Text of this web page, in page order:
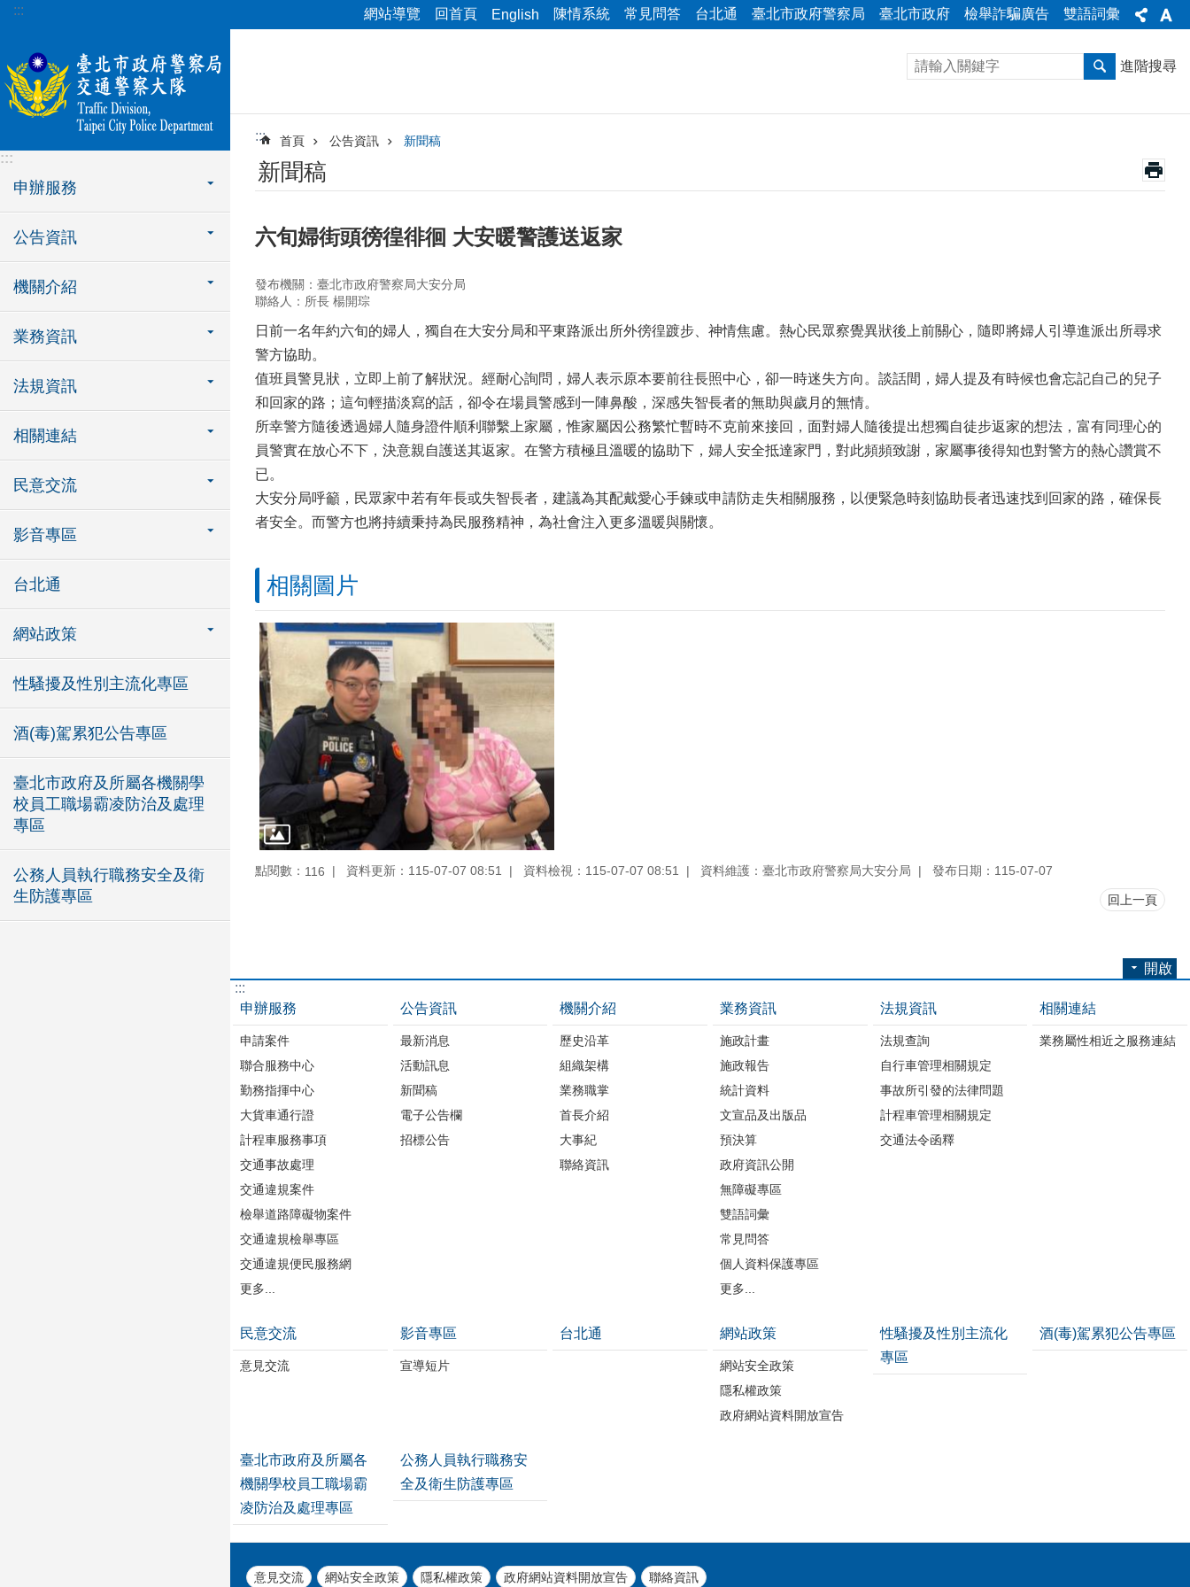
跳到主要內容區塊
::: 網站導覽 回首頁 English 陳情系統 常見問答 台北通 臺北市政府警察局 臺北市政府 檢舉詐騙廣告 雙語詞彙
:::
申辦服務
公告資訊
機關介紹
業務資訊
法規資訊
相關連結
民意交流
影音專區
台北通
網站政策
性騷擾及性別主流化專區
酒(毒)駕累犯公告專區
臺北市政府及所屬各機關學
校員工職場霸凌防治及處理
專區
公務人員執行職務安全及衛
生防護專區
進階搜尋
::: 首頁 公告資訊 新聞稿
新聞稿
六旬婦街頭徬徨徘徊 大安暖警護送返家
發布機關：臺北市政府警察局大安分局
聯絡人：所長 楊開琮
日前一名年約六旬的婦人，獨自在大安分局和平東路派出所外徬徨踱步、神情焦慮。熱心民眾察覺異狀後上前關心，隨即將婦人引導進派出所尋求
警方協助。
值班員警見狀，立即上前了解狀況。經耐心詢問，婦人表示原本要前往長照中心，卻一時迷失方向。談話間，婦人提及有時候也會忘記自己的兒子
和回家的路；這句輕描淡寫的話，卻令在場員警感到一陣鼻酸，深感失智長者的無助與歲月的無情。
所幸警方隨後透過婦人隨身證件順利聯繫上家屬，惟家屬因公務繁忙暫時不克前來接回，面對婦人隨後提出想獨自徒步返家的想法，富有同理心的
員警實在放心不下，決意親自護送其返家。在警方積極且溫暖的協助下，婦人安全抵達家門，對此頻頻致謝，家屬事後得知也對警方的熱心讚賞不
已。
大安分局呼籲，民眾家中若有年長或失智長者，建議為其配戴愛心手鍊或申請防走失相關服務，以便緊急時刻協助長者迅速找到回家的路，確保長
者安全。而警方也將持續秉持為民服務精神，為社會注入更多溫暖與關懷。
相關圖片
點閱數： 116 資料更新：115-07-07 08:51 資料檢視：115-07-07 08:51 資料維護：臺北市政府警察局大安分局 發布日期：115-07-07
回上一頁
開啟
:::
申辦服務
申請案件
聯合服務中心
勤務指揮中心
大貨車通行證
計程車服務事項
交通事故處理
交通違規案件
檢舉道路障礙物案件
交通違規檢舉專區
交通違規便民服務網
更多...
公告資訊
最新消息
活動訊息
新聞稿
電子公告欄
招標公告
機關介紹
歷史沿革
組織架構
業務職掌
首長介紹
大事紀
聯絡資訊
業務資訊
施政計畫
施政報告
統計資料
文宣品及出版品
預決算
政府資訊公開
無障礙專區
雙語詞彙
常見問答
個人資料保護專區
更多...
法規資訊
法規查詢
自行車管理相關規定
事故所引發的法律問題
計程車管理相關規定
交通法令函釋
相關連結
業務屬性相近之服務連結
民意交流
意見交流
影音專區
宣導短片
台北通 網站政策
網站安全政策
隱私權政策
政府網站資料開放宣告
性騷擾及性別主流化
專區
酒(毒)駕累犯公告專區
臺北市政府及所屬各
機關學校員工職場霸
凌防治及處理專區
公務人員執行職務安
全及衛生防護專區
意見交流 網站安全政策 隱私權政策 政府網站資料開放宣告 聯絡資訊